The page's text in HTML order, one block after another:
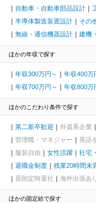
自動車・自動車部品設計
半導体製造装置設計
その
無線・通信機器設計
建機
ほかの年収で探す
年収300万円～ 年収400万
年収700万円～
年収800万
ほかのこだわり条件で探す
第二新卒歓迎 外資系企業
管理職・マネジャー
英語
服装自由
女性活躍 社宅
退職金制度
残業20時間未
原則定時退社
海外出張あり
ほかの固定給で探す